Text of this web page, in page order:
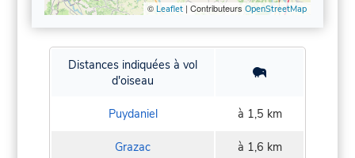
© Leaflet| Contributeurs OpenStreetMap
Distances indiquées à vol
d'oiseau
Puydaniel à 1,5 km
Grazac à 1,6 km